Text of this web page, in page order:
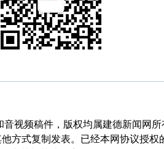
视频稿件，版权均属建德新闻网
方式复制发表。已经本网协议授权